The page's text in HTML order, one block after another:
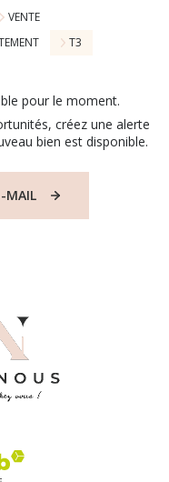
VENTE
T3
pour le moment.
créez une alerte
bien est disponible.
MAIL